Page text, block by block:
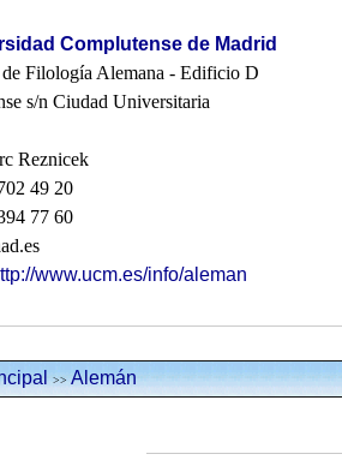
Complutense de Madrid
de Filología Alemana - Edificio D
s/n Ciudad Universitaria
Reznicek
49 20
77 60
www.ucm.es/info/aleman
>>Alemán